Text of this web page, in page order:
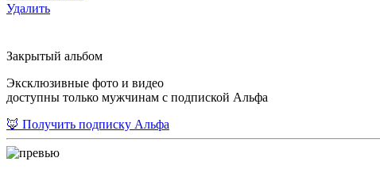
Удалить
Закрытый альбом
Эксклюзивные фото и видео
доступны только мужчинам с подпиской Альфа
🦊 Получить подписку Альфа